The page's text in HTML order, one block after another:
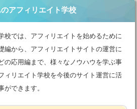
のアフィリエイト学校
校では、アフィリエイトを始めるために
編から、アフィリエイトサイトの運営に
の応用編まで、様々なノウハウを学ぶ事
ィリエイト学校を今後のサイト運営に活
できます。